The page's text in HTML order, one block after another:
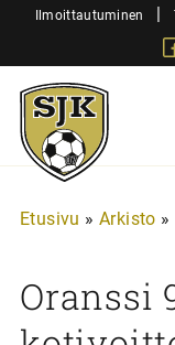
SiirryIlmoittautuminen |
Sjk-
Juniorit
Etusivu » Arkisto »
Oranssi